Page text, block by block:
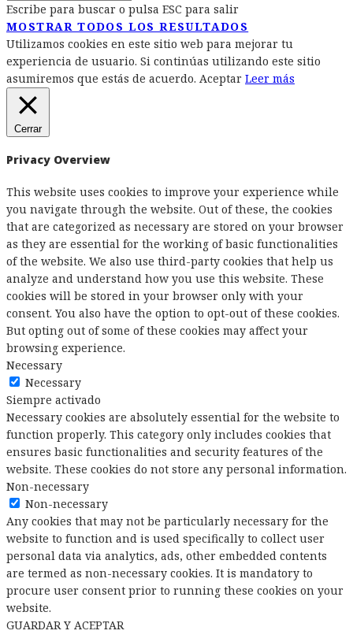
Escribe para buscar o pulsa ESC para salir
MOSTRAR TODOS LOS RESULTADOS
Utilizamos cookies en este sitio web para mejorar tu
experiencia de usuario. Si continúas utilizando este sitio
asumiremos que estás de acuerdo. Aceptar Leer más
Cerrar
Privacy Overview
This website uses cookies to improve your experience while
you navigate through the website. Out of these, the cookies
that are categorized as necessary are stored on your browser
as they are essential for the working of basic functionalities
of the website. We also use third-party cookies that help us
analyze and understand how you use this website. These
cookies will be stored in your browser only with your
consent. You also have the option to opt-out of these cookies.
But opting out of some of these cookies may affect your
browsing experience.
Necessary
Necessary
Siempre activado
Necessary cookies are absolutely essential for the website to
function properly. This category only includes cookies that
ensures basic functionalities and security features of the
website. These cookies do not store any personal information.
Non-necessary
Non-necessary
Any cookies that may not be particularly necessary for the
website to function and is used specifically to collect user
personal data via analytics, ads, other embedded contents
are termed as non-necessary cookies. It is mandatory to
procure user consent prior to running these cookies on your
website.
GUARDAR Y ACEPTAR